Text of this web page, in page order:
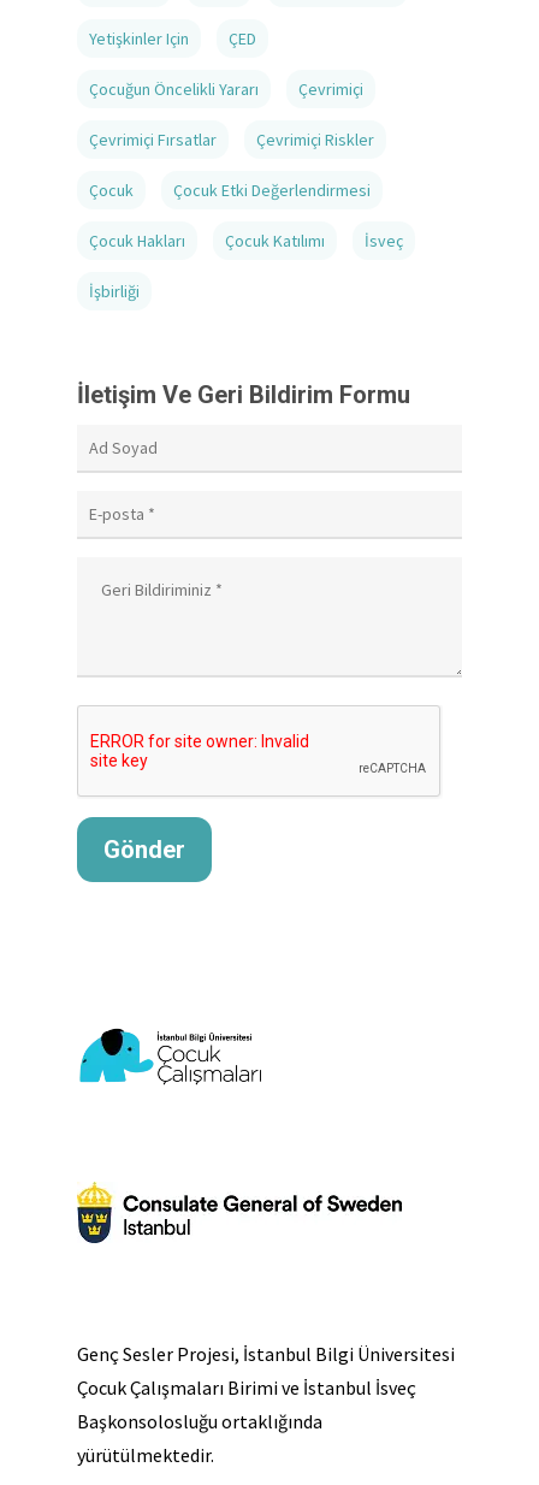
Yetişkinler Için ÇED
Çocuğun Öncelikli Yararı Çevrimiçi
Çevrimiçi Fırsatlar Çevrimiçi Riskler
Çocuk Çocuk Etki Değerlendirmesi
Çocuk Hakları Çocuk Katılımı İsveç
İşbirliği
İletişim Ve Geri Bildirim Formu
Genç Sesler Projesi, İstanbul Bilgi Üniversitesi
Çocuk Çalışmaları Birimi ve İstanbul İsveç
Başkonsolosluğu ortaklığında
yürütülmektedir.